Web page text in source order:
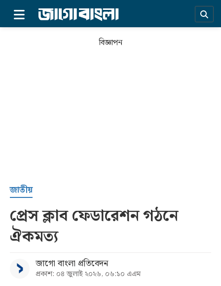
সর্বশেষ
বিভাগ
বিজ্ঞাপন
জাতীয়
প্রেস ক্লাব ফেডারেশন গঠনে
ঐকমত্য
জাগো বাংলা প্রতিবেদন
প্রকাশ: ০৪ জুলাই ২০২৬, ০৬:১০ এএম